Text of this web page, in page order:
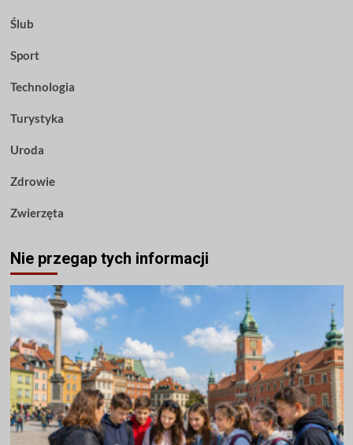
Ślub
Sport
Technologia
Turystyka
Uroda
Zdrowie
Zwierzęta
Nie przegap tych informacji